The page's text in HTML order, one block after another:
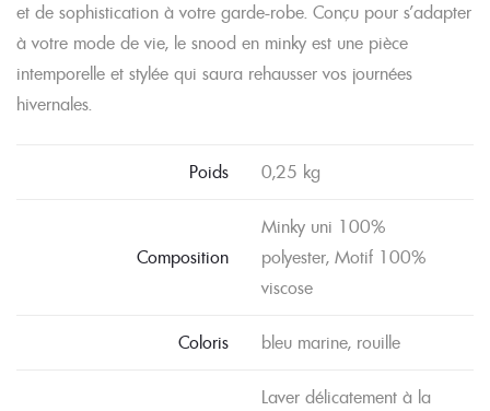
et de sophistication à votre garde-robe. Conçu pour s’adapter
à votre mode de vie, le snood en minky est une pièce
intemporelle et stylée qui saura rehausser vos journées
hivernales.
Poids 0,25 kg
Composition
Minky uni 100%
polyester, Motif 100%
viscose
Coloris bleu marine, rouille
Laver délicatement à la